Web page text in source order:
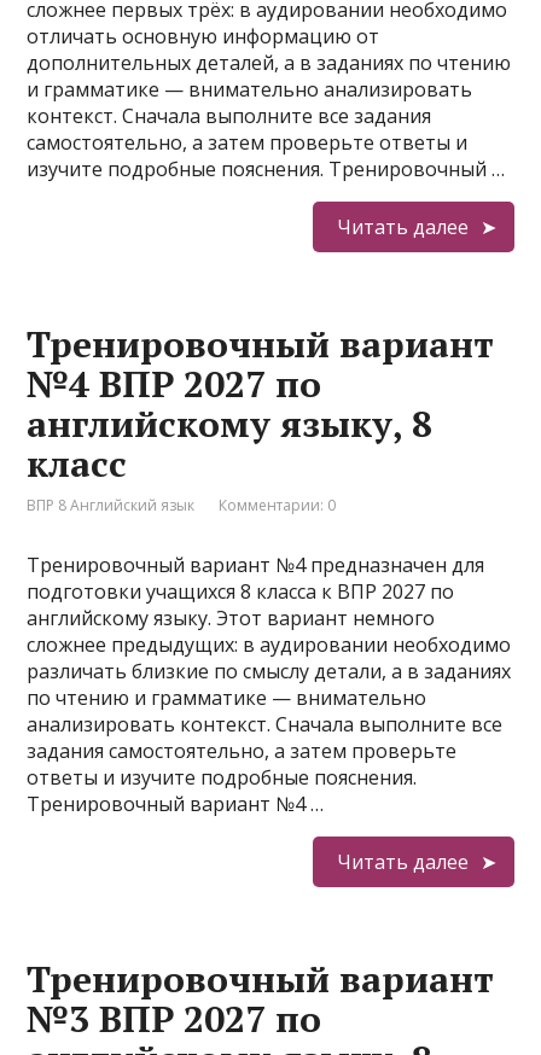
сложнее первых трёх: в аудировании необходимо
отличать основную информацию от
дополнительных деталей, а в заданиях по чтению
и грамматике — внимательно анализировать
контекст. Сначала выполните все задания
самостоятельно, а затем проверьте ответы и
изучите подробные пояснения. Тренировочный …
Читать далее
Тренировочный вариант
№4 ВПР 2027 по
английскому языку, 8
класс
ВПР 8 Английский язык Комментарии: 0
Тренировочный вариант №4 предназначен для
подготовки учащихся 8 класса к ВПР 2027 по
английскому языку. Этот вариант немного
сложнее предыдущих: в аудировании необходимо
различать близкие по смыслу детали, а в заданиях
по чтению и грамматике — внимательно
анализировать контекст. Сначала выполните все
задания самостоятельно, а затем проверьте
ответы и изучите подробные пояснения.
Тренировочный вариант №4 …
Читать далее
Тренировочный вариант
№3 ВПР 2027 по